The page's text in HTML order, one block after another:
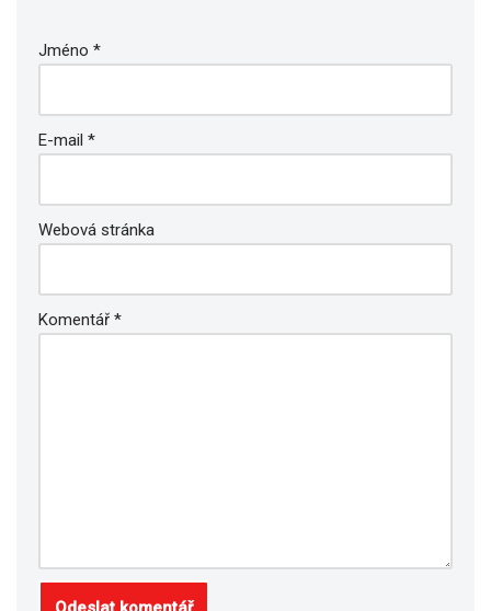
Jméno *
E-mail *
Webová stránka
Komentář *